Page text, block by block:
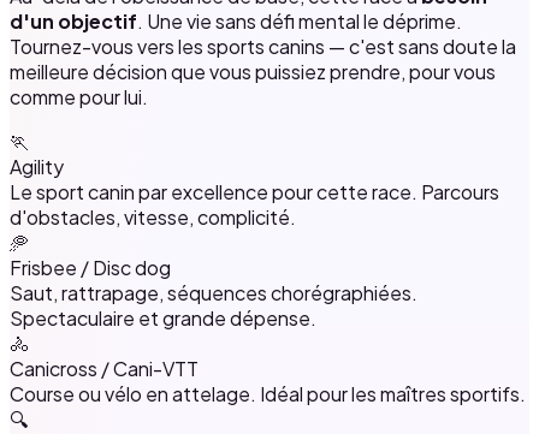
d'un objectif. Une vie sans défi mental le déprime.
Tournez-vous vers les sports canins — c'est sans doute la
meilleure décision que vous puissiez prendre, pour vous
comme pour lui.
🏃
Agility
Le sport canin par excellence pour cette race. Parcours
d'obstacles, vitesse, complicité.
🥏
Frisbee / Disc dog
Saut, rattrapage, séquences chorégraphiées.
Spectaculaire et grande dépense.
🚴
Canicross / Cani-VTT
Course ou vélo en attelage. Idéal pour les maîtres sportifs.
🔍